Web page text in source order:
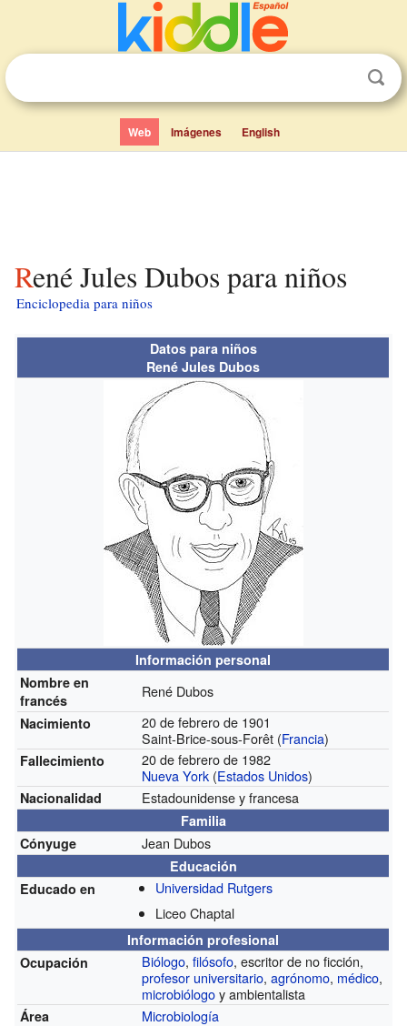
Web Imágenes English
René Jules Dubos para niños
Enciclopedia para niños
Datos para niños
René Jules Dubos
Información personal
Nombre en
francés
René Dubos
Nacimiento
20 de febrero de 1901
Saint-Brice-sous-Forêt (Francia)
Fallecimiento
20 de febrero de 1982
Nueva York (Estados Unidos)
Nacionalidad Estadounidense y francesa
Familia
Cónyuge
Jean Dubos
Educación
Educado en
Universidad Rutgers
Liceo Chaptal
Información profesional
Ocupación
Biólogo,filósofo, escritor de no ficción,
profesor universitario,agrónomo, médico,
microbiólogoy ambientalista
Área Microbiología